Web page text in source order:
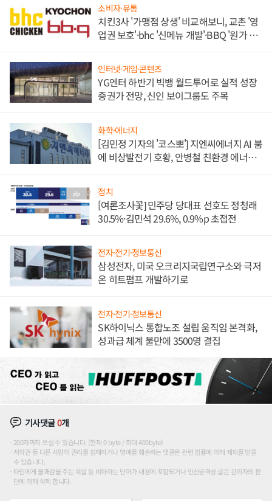
소비자·유통
치킨3사 '가맹점 상생' 비교해보니, 교촌 '영
업권 보호'·bhc '신메뉴 개발'·BBQ '원가 부
인터넷·게임·콘텐츠
YG엔터 하반기 빅뱅 월드투어로 실적 성장
증권가 전망, 신인 보이그룹도 주목
화학·에너지
[김민정 기자의 '코스뽀'] 지엔씨에너지 AI 붐
에 비상발전기 호황, 안병철 친환경 에너지
정치
[여론조사꽃] 민주당 당대표 선호도 정청래
30.5%·김민석 29.6%, 0.9%p 초접전
전자·전기·정보통신
삼성전자, 미국 오크리지국립연구소와 극저
온 히트펌프 개발하기로
전자·전기·정보통신
SK하이닉스 통합노조 설립 움직임 본격화,
성과급 체계 불만에 3500명 결집
기사댓글0개
200자까지 쓰실 수 있습니다. (현재 0 byte / 최대 400byte)
저작권 등 다른 사람의 권리를 침해하거나 명예를 훼손하는 댓글은 관련 법률에 의해 제재를 받을
수 있습니다.
타인에게 불쾌감을 주는 욕설 등 비하하는 단어가 내용에 포함되거나 인신공격성 글은 관리자의 판
단에 의해 삭제 합니다.